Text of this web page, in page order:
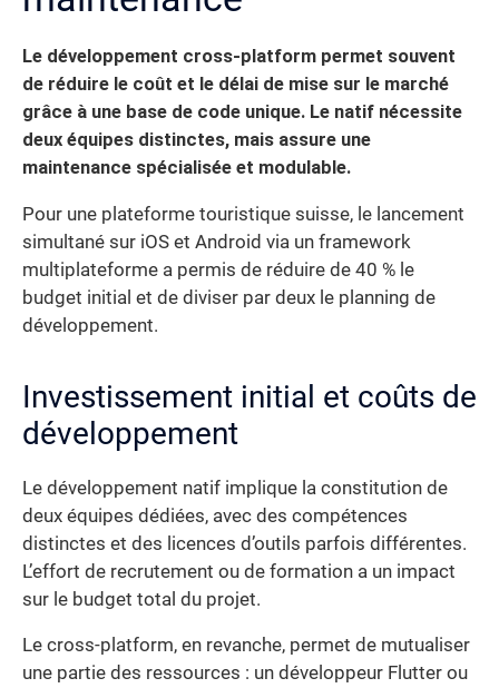
Le développement cross-platform permet souvent
de réduire le coût et le délai de mise sur le marché
grâce à une base de code unique. Le natif nécessite
deux équipes distinctes, mais assure une
maintenance spécialisée et modulable.
Pour une plateforme touristique suisse, le lancement
simultané sur iOS et Android via un framework
multiplateforme a permis de réduire de 40 % le
budget initial et de diviser par deux le planning de
développement.
Investissement initial et coûts de
développement
Le développement natif implique la constitution de
deux équipes dédiées, avec des compétences
distinctes et des licences d’outils parfois différentes.
L’effort de recrutement ou de formation a un impact
sur le budget total du projet.
Le cross-platform, en revanche, permet de mutualiser
une partie des ressources : un développeur Flutter ou